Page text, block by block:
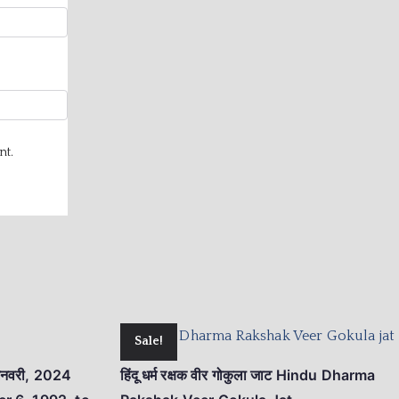
2024
Sale!
हिंदू धर्म रक्षक वीर गोकुला जाट Hindu Dharma